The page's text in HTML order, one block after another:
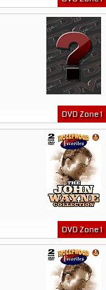
DVD Zone 1
DVD Zone 1